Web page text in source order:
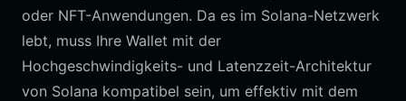
oder NFT-Anwendungen. Da es im Solana-Netzwerk
lebt, muss Ihre Wallet mit der
Hochgeschwindigkeits- und Latenzzeit-Architektur
von Solana kompatibel sein, um effektiv mit dem